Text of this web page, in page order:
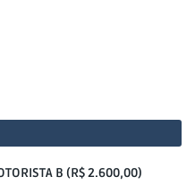
B (R$ 2.600,00)